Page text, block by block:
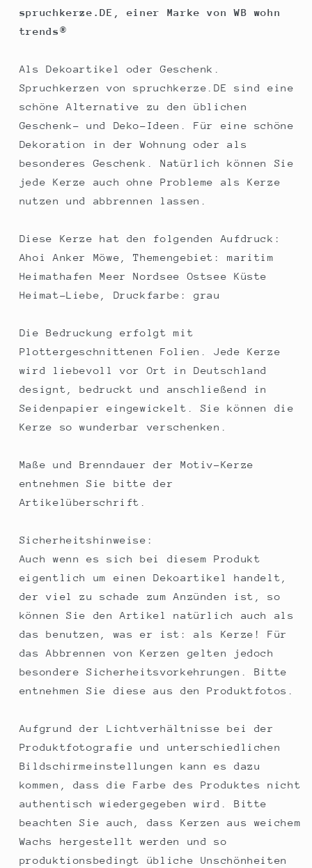
Kerze
mit
Brenndauer
70
Std
Kerze
Brenndauer
70
Std
spruchkerze.DE, einer Marke von WB wohn
trends®
Als Dekoartikel oder Geschenk.
Spruchkerzen von spruchkerze.DE sind eine
schöne Alternative zu den üblichen
Geschenk- und Deko-Ideen. Für eine schöne
Dekoration in der Wohnung oder als
besonderes Geschenk. Natürlich können Sie
jede Kerze auch ohne Probleme als Kerze
nutzen und abbrennen lassen.
Diese Kerze hat den folgenden Aufdruck:
Ahoi Anker Möwe, Themengebiet: maritim
Heimathafen Meer Nordsee Ostsee Küste
Heimat-Liebe, Druckfarbe: grau
Die Bedruckung erfolgt mit
Plottergeschnittenen Folien. Jede Kerze
wird liebevoll vor Ort in Deutschland
designt, bedruckt und anschließend in
Seidenpapier eingewickelt. Sie können die
Kerze so wunderbar verschenken.
Maße und Brenndauer der Motiv-Kerze
entnehmen Sie bitte der
Artikelüberschrift.
Sicherheitshinweise:
Auch wenn es sich bei diesem Produkt
eigentlich um einen Dekoartikel handelt,
der viel zu schade zum Anzünden ist, so
können Sie den Artikel natürlich auch als
das benutzen, was er ist: als Kerze! Für
das Abbrennen von Kerzen gelten jedoch
besondere Sicherheitsvorkehrungen. Bitte
entnehmen Sie diese aus den Produktfotos.
Aufgrund der Lichtverhältnisse bei der
Produktfotografie und unterschiedlichen
Bildschirmeinstellungen kann es dazu
kommen, dass die Farbe des Produktes nicht
authentisch wiedergegeben wird. Bitte
beachten Sie auch, dass Kerzen aus weichem
Wachs hergestellt werden und so
produktionsbedingt übliche Unschönheiten